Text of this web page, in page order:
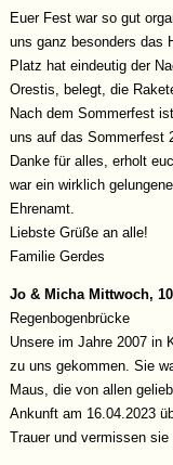
Euer Fest war so gut
uns ganz besonders das
Platz hat eindeutig der
Orestis, belegt, die
Nach dem Sommerfest
uns auf das Sommerfest
Danke für alles, erholt
war ein wirklich
Ehrenamt.
Liebste Grüße an alle!
Familie Gerdes
Jo & Micha Mittwoch,
Regenbogenbrücke
Unsere im Jahre 2007 in
zu uns gekommen. Sie
Maus, die von allen
Ankunft am 16.04.2023
Trauer und vermissen